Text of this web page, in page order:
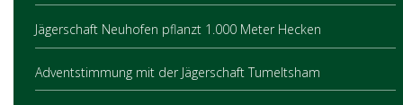
Jägerschaft Neuhofen pflanzt 1.000 Meter Hecken
Adventstimmung mit der Jägerschaft Tumeltsham